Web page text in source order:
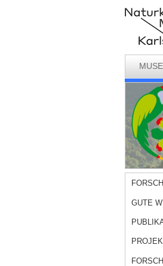
GUTE